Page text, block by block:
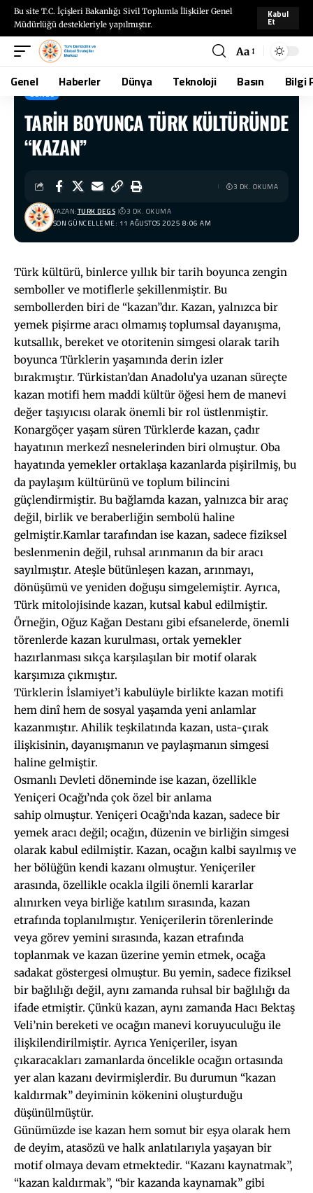
Bu site T.C. İçişleri Bakanlığı Sivil Toplumla İlişkiler Genel
Müdürlüğü destekleriyle yapılmıştır.
Kabul
Et
Aa
Genel Haberler Dünya Teknoloji Basın Bilgi
TÜRKDEGS> Blog>Genel>TARİH BOYUNCA TÜRK KÜLTÜRÜNDE “KAZAN”
GENEL
TARİH BOYUNCA TÜRK KÜLTÜRÜNDE
“KAZAN”
SON GÜNCELLEME: 11 AĞUSTOS 2025 8:06 AM
YAZAN:TURK DEGS 3 DK. OKUMA
3 DK. OKUMA
Türk kültürü, binlerce yıllık bir tarih boyunca zengin
semboller ve motiflerle şekillenmiştir. Bu
sembollerden biri de “kazan”dır. Kazan, yalnızca bir
yemek pişirme aracı olmamış toplumsal dayanışma,
kutsallık, bereket ve otoritenin simgesi olarak tarih
boyunca Türklerin yaşamında derin izler
bırakmıştır. Türkistan’dan Anadolu’ya uzanan süreçte
kazan motifi hem maddi kültür öğesi hem de manevi
değer taşıyıcısı olarak önemli bir rol üstlenmiştir.
Konargöçer yaşam süren Türklerde kazan, çadır
hayatının merkezî nesnelerinden biri olmuştur. Oba
hayatında yemekler ortaklaşa kazanlarda pişirilmiş, bu
da paylaşım kültürünü ve toplum bilincini
güçlendirmiştir. Bu bağlamda kazan, yalnızca bir araç
değil, birlik ve beraberliğin sembolü haline
gelmiştir.Kamlar tarafından ise kazan, sadece fiziksel
beslenmenin değil, ruhsal arınmanın da bir aracı
sayılmıştır. Ateşle bütünleşen kazan, arınmayı,
dönüşümü ve yeniden doğuşu simgelemiştir. Ayrıca,
Türk mitolojisinde kazan, kutsal kabul edilmiştir.
Örneğin, Oğuz Kağan Destanı gibi efsanelerde, önemli
törenlerde kazan kurulması, ortak yemekler
hazırlanması sıkça karşılaşılan bir motif olarak
karşımıza çıkmıştır.
Türklerin İslamiyet’i kabulüyle birlikte kazan motifi
hem dinî hem de sosyal yaşamda yeni anlamlar
kazanmıştır. Ahilik teşkilatında kazan, usta-çırak
ilişkisinin, dayanışmanın ve paylaşmanın simgesi
haline gelmiştir.
Osmanlı Devleti döneminde ise kazan, özellikle
Yeniçeri Ocağı’nda çok özel bir anlama
sahip olmuştur. Yeniçeri Ocağı’nda kazan, sadece bir
yemek aracı değil; ocağın, düzenin ve birliğin simgesi
olarak kabul edilmiştir. Kazan, ocağın kalbi sayılmış ve
her bölüğün kendi kazanı olmuştur. Yeniçeriler
arasında, özellikle ocakla ilgili önemli kararlar
alınırken veya birliğe katılım sırasında, kazan
etrafında toplanılmıştır. Yeniçerilerin törenlerinde
veya görev yemini sırasında, kazan etrafında
toplanmak ve kazan üzerine yemin etmek, ocağa
sadakat göstergesi olmuştur. Bu yemin, sadece fiziksel
bir bağlılığı değil, aynı zamanda ruhsal bir bağlılığı da
ifade etmiştir. Çünkü kazan, aynı zamanda Hacı Bektaş
Veli’nin bereketi ve ocağın manevi koruyuculuğu ile
ilişkilendirilmiştir. Ayrıca Yeniçeriler, isyan
çıkaracakları zamanlarda öncelikle ocağın ortasında
yer alan kazanı devirmişlerdir. Bu durumun “kazan
kaldırmak” deyiminin kökenini oluşturduğu
düşünülmüştür.
Günümüzde ise kazan hem somut bir eşya olarak hem
de deyim, atasözü ve halk anlatılarıyla yaşayan bir
motif olmaya devam etmektedir. “Kazanı kaynatmak”,
“kazan kaldırmak”, “bir kazanda kaynamak” gibi